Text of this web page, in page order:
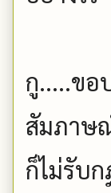
กู.....ขอ
สัมภาษ
ก็ไม่รับ